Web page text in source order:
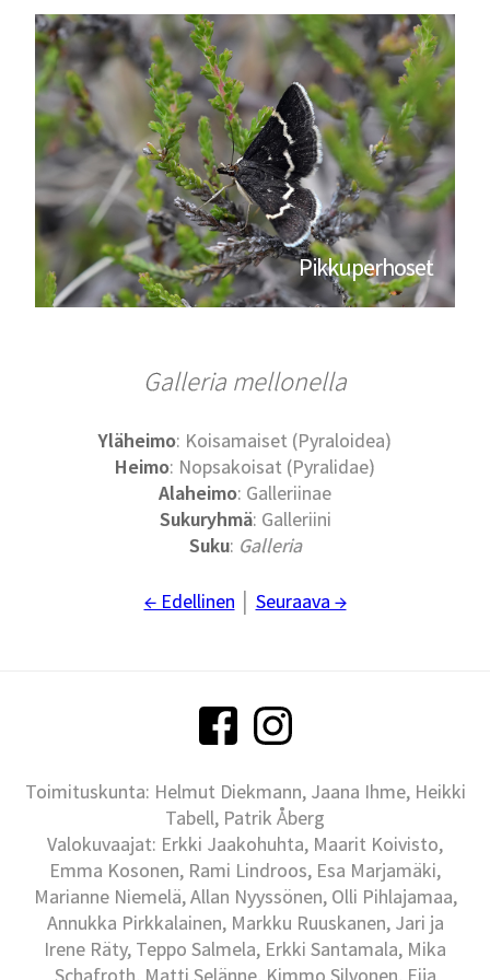
Pikkuperhoset
Galleria mellonella
Yläheimo: Koisamaiset (Pyraloidea)
Heimo: Nopsakoisat (Pyralidae)
Alaheimo: Galleriinae
Sukuryhmä: Galleriini
Suku: Galleria
← Edellinen Seuraava →
Toimituskunta: Helmut Diekmann, Jaana Ihme, Heikki
Tabell, Patrik Åberg
Valokuvaajat: Erkki Jaakohuhta, Maarit Koivisto,
Emma Kosonen, Rami Lindroos, Esa Marjamäki,
Marianne Niemelä, Allan Nyyssönen, Olli Pihlajamaa,
Annukka Pirkkalainen, Markku Ruuskanen, Jari ja
Irene Räty, Teppo Salmela, Erkki Santamala, Mika